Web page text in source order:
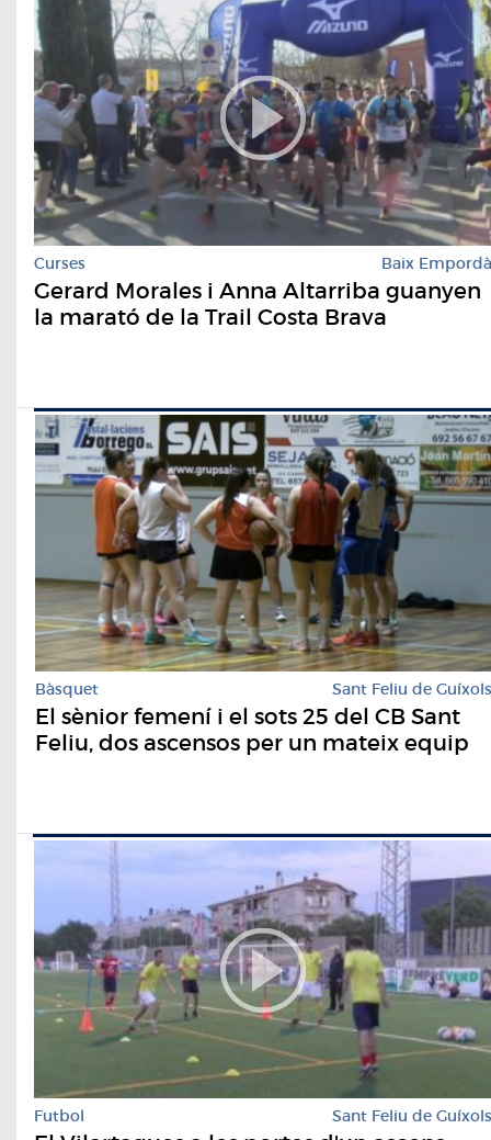
Curses Baix Empordà
Gerard Morales i Anna Altarriba guanyen
la marató de la Trail Costa Brava
Bàsquet Sant Feliu de Guíxols
El sènior femení i el sots 25 del CB Sant
Feliu, dos ascensos per un mateix equip
Futbol Sant Feliu de Guíxols